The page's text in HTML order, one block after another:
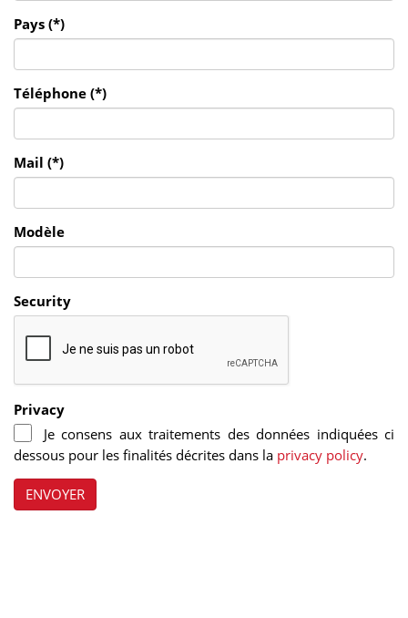
Pays (*)
Téléphone (*)
Mail (*)
Modèle
Security
Privacy
Je consens aux traitements des données indiquées ci
dessous pour les finalités décrites dans la privacy policy.
ENVOYER